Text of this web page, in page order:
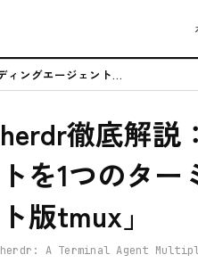
herdr徹底解説：AIコーディングエージェントを1つのターミナルで束ねる...
herdr徹底解説
トを1つのタ
ト版tmux」
herdr: A Terminal Agent